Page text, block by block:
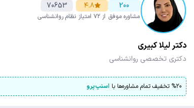
200
مشاوره موفق
۴.۸
از ۷۲ امتیاز
70653
نظام روانشناسی
دکتر لیلا کبیری
دکتری تخصصی روانشناسی
%۲۰ تخفیف تمام مشاوره‌ها با اسنپ‌پرو